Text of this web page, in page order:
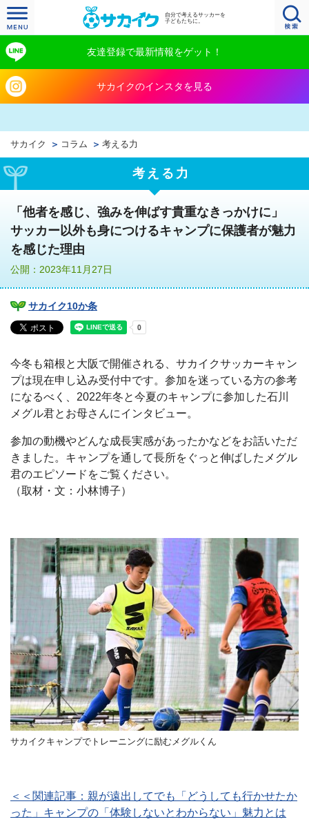
自分で考えるサッカーを
子どもたちに。
友達登録で最新情報をゲット！
サカイクのインスタを見る
サカイク コラム 考える力
考える力
「他者を感じ、強みを伸ばす貴重なきっかけに」
サッカー以外も身につけるキャンプに保護者が魅力
を感じた理由
公開：2023年11月27日
サカイク10か条
今冬も箱根と大阪で開催される、サカイクサッカーキャン
プは現在申し込み受付中です。参加を迷っている方の参考
になるべく、2022年冬と今夏のキャンプに参加した石川
メグル君とお母さんにインタビュー。
参加の動機やどんな成長実感があったかなどをお話いただ
きました。キャンプを通して長所をぐっと伸ばしたメグル
君のエピソードをご覧ください。
（取材・文：小林博子）
サカイクキャンプでトレーニングに励むメグルくん
＜＜関連記事：親が遠出してでも「どうしても行かせたか
った」キャンプの「体験しないとわからない」魅力とは